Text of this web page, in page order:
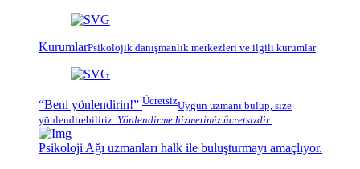
KurumlarPsikolojik danışmanlık merkezleri ve ilgili kurumlar
“Beni yönlendirin!” ÜcretsizUygun uzmanı bulup, size
yönlendirebiliriz. Yönlendirme hizmetimiz ücretsizdir.
Psikoloji Ağı uzmanları halk ile buluşturmayı amaçlıyor.